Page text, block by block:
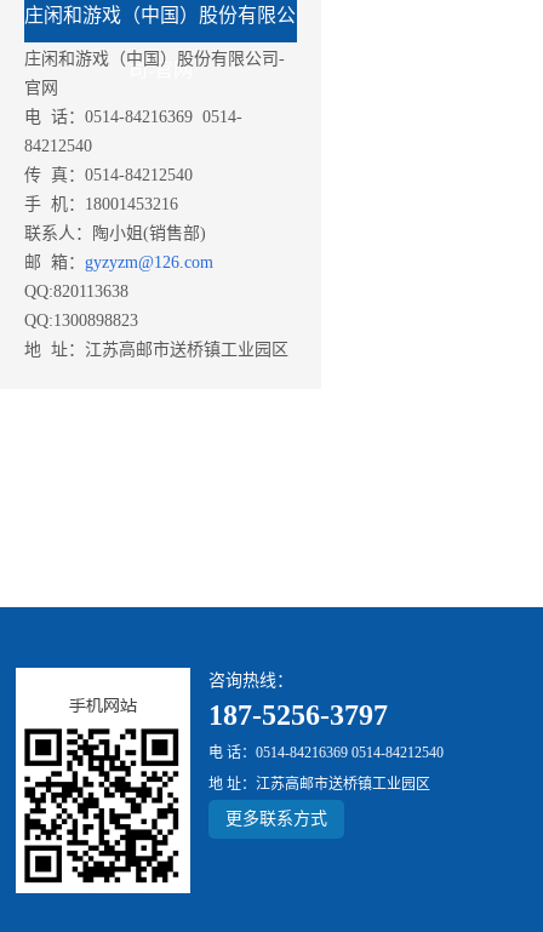
庄闲和游戏（中国）股份有限公
司-官网
庄闲和游戏（中国）股份有限公司-
官网
电 话：0514-84216369 0514-
84212540
传 真：0514-84212540
手 机：18001453216
联系人：陶小姐(销售部)
邮 箱： gyzyzm@126.com
QQ:820113638
QQ:1300898823
地 址：江苏高邮市送桥镇工业园区
咨询热线：
187-5256-3797
电 话：0514-84216369 0514-84212540
地 址：江苏高邮市送桥镇工业园区
更多联系方式